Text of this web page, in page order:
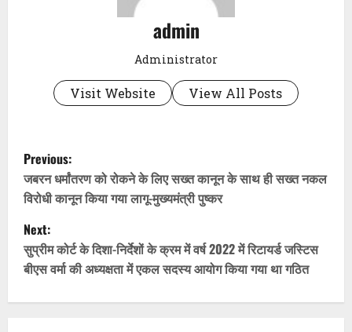
admin
Administrator
Visit Website View All Posts
P
o
s
t
n
Previous:
जबरन धर्मांतरण को रोकने के लिए सख्त कानून के साथ ही सख्त नकल
विरोधी कानून किया गया लागू-मुख्यमंत्री पुष्कर
Next:
सुप्रीम कोर्ट के दिशा-निर्देशों के क्रम में वर्ष 2022 में रिटायर्ड जस्टिस
बीएस वर्मा की अध्यक्षता में एकल सदस्य आयोग किया गया था गठित